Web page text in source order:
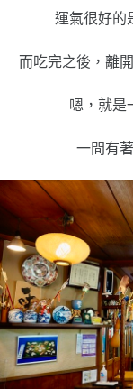
運氣很好的
而吃完之後，離
嗯，就是
一間有